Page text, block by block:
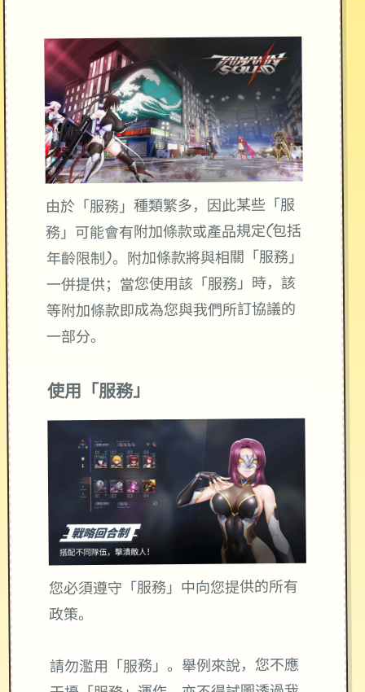
由於「服務」種類繁多，因此某些「服
務」可能會有附加條款或產品規定(包括
年齡限制)。附加條款將與相關「服務」
一併提供；當您使用該「服務」時，該
等附加條款即成為您與我們所訂協議的
一部分。
使用「服務」
您必須遵守「服務」中向您提供的所有
政策。
請勿濫用「服務」。舉例來說，您不應